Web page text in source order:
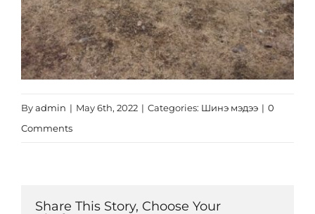
Byadmin | May 6th, 2022 | Categories: Шинэ мэдээ | 0
Comments
Share This Story, Choose Your